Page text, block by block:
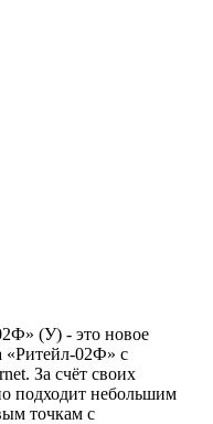
(У) - это новое
«Ритейл-02Ф» с
За счёт своих
подходит небольшим
точкам с